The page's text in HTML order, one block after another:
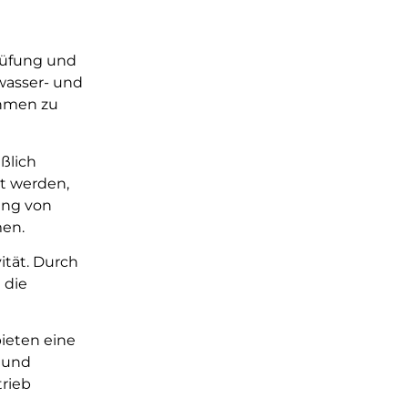
und
und
zu
werden,
von
Durch
die
eine